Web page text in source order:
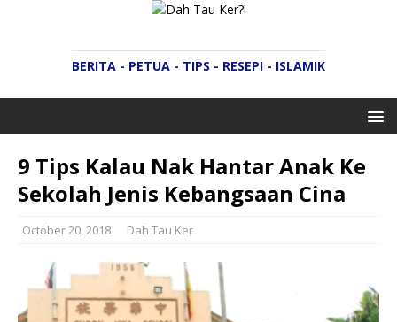
BERITA - PETUA - TIPS - RESEPI - ISLAMIK
9 Tips Kalau Nak Hantar Anak Ke
Sekolah Jenis Kebangsaan Cina
October 20, 2018 Dah Tau Ker